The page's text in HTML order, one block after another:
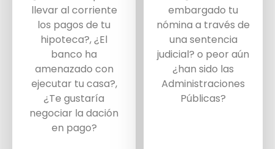
llevar al corriente
los pagos de tu
hipoteca?, ¿El
banco ha
amenazado con
ejecutar tu casa?,
¿Te gustaría
negociar la dación
en pago?
embargado tu
nómina a través de
una sentencia
judicial? o peor aún
¿han sido las
Administraciones
Públicas?